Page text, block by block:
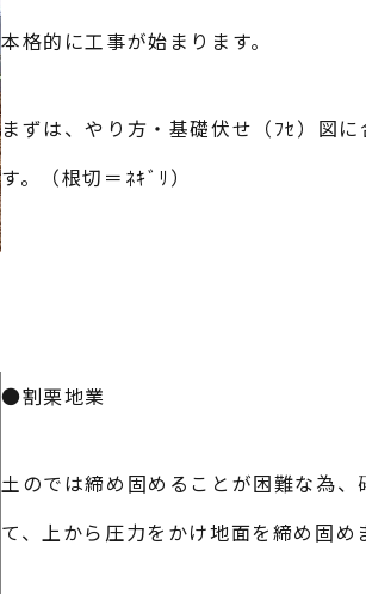
本格的に工事が始まります。
まずは、やり方・基礎伏せ（ﾌｾ）図
す。（根切＝ﾈｷﾞﾘ）
●割栗地業
土のでは締め固めることが困難な為、
て、上から圧力をかけ地面を締め固め